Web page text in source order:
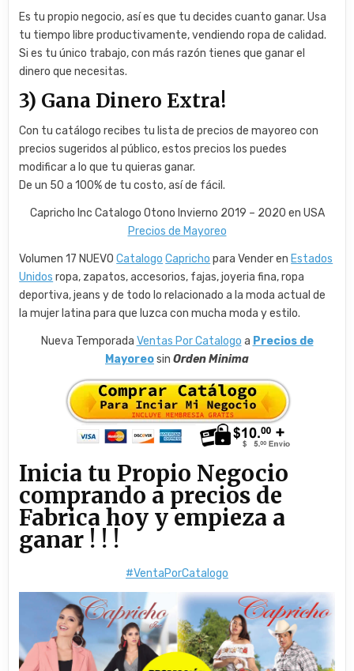
Es tu propio negocio, así es que tu decides cuanto ganar. Usa
tu tiempo libre productivamente, vendiendo ropa de calidad.
Si es tu único trabajo, con más razón tienes que ganar el
dinero que necesitas.
3) Gana Dinero Extra!
Con tu catálogo recibes tu lista de precios de mayoreo con
precios sugeridos al público, estos precios los puedes
modificar a lo que tu quieras ganar.
De un 50 a 100% de tu costo, así de fácil.
Capricho Inc Catalogo Otono Invierno 2019 – 2020 en USA
Precios de Mayoreo
Volumen 17 NUEVOCatalogo Capricho para Vender enEstados
Unidos ropa, zapatos, accesorios, fajas, joyeria fina, ropa
deportiva, jeans y de todo lo relacionado a la moda actual de
la mujer latina para que luzca con mucha moda y estilo.
Nueva Temporada Ventas Por Catalogo a Precios de
Mayoreosin Orden Minima
Inicia tu Propio Negocio
comprando a precios de
Fabrica hoy y empieza a
ganar ! ! !
#VentaPorCatalogo